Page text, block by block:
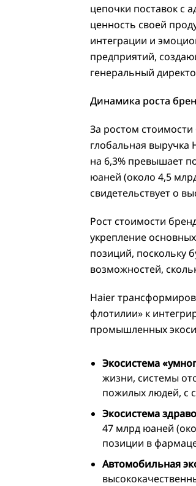
цепочки поставок с
ценность своей
интеграции и
предприятий,
генеральный
Динамика роста
За ростом
глобальная выручка
на 6,3% превышает
юаней (около 4,5
свидетельствует о
Рост стоимости
укрепление
позиций, поскольку
возможностей,
Haier
флотилии» к
промышленных
Экосистема
жизни, системы
пожилых людей, с
Экосистема
47 млрд юаней
позиции в
Автомобильная